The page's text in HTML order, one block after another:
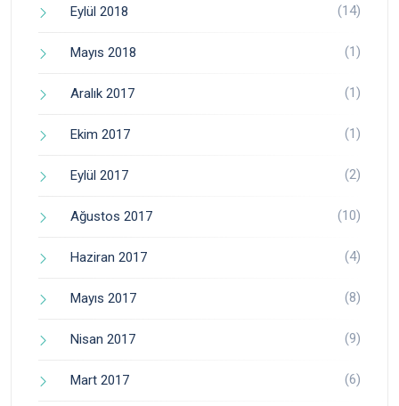
Eylül 2018 (14)
Mayıs 2018 (1)
Aralık 2017 (1)
Ekim 2017 (1)
Eylül 2017 (2)
Ağustos 2017 (10)
Haziran 2017 (4)
Mayıs 2017 (8)
Nisan 2017 (9)
Mart 2017 (6)